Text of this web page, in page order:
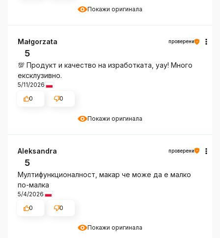
Покажи оригинала
Покажи оригинала
Małgorzata проверени
5
💯 Продукт и качество на изработката, уау! Много
ексклузивно.
5/11/2026
0
0
Покажи оригинала
Aleksandra проверени
5
Мултифункционалност, макар че може да е малко
по-малка
5/4/2026
0
0